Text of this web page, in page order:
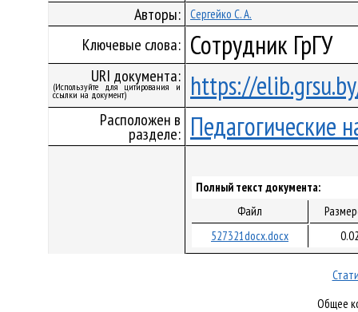
Авторы: Сергейко С. А.
Ключевые слова: Сотрудник ГрГУ
URI документа:
(Используйте для цитирования и
ссылки на документ) https://
Расположен в
разделе: Педагогические
Полный текст документа:
Файл
527321docx.docx
Общее